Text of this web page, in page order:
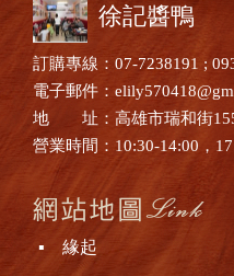
徐記醬鴨
訂購專線：07-7238191 ;
電子郵件：
地 址：高雄市瑞和街
營業時間：10:30-14:00，
▪ 緣起